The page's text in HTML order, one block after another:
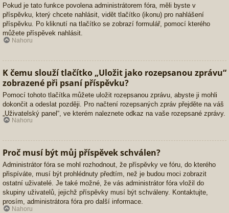
Pokud je tato funkce povolena administrátorem fóra, měli byste v
příspěvku, který chcete nahlásit, vidět tlačítko (ikonu) pro nahlášení
příspěvku. Po kliknutí na tlačítko se zobrazí formulář, pomocí kterého
můžete příspěvek nahlásit.
Nahoru
K čemu slouží tlačítko „Uložit jako rozepsanou zprávu“
zobrazené při psaní příspěvku?
Pomocí tohoto tlačítka můžete uložit rozepsanou zprávu, abyste ji mohli
dokončit a odeslat později. Pro načtení rozepsaných zpráv přejděte na váš
„Uživatelský panel“, ve kterém naleznete odkaz na vaše rozepsané zprávy.
Nahoru
Proč musí být můj příspěvek schválen?
Administrátor fóra se mohl rozhodnout, že příspěvky ve fóru, do kterého
přispíváte, musí být prohlédnuty předtím, než je budou moci zobrazit
ostatní uživatelé. Je také možné, že vás administrátor fóra vložil do
skupiny uživatelů, jejichž příspěvky musí být schváleny. Kontaktujte,
prosím, administrátora fóra pro další informace.
Nahoru